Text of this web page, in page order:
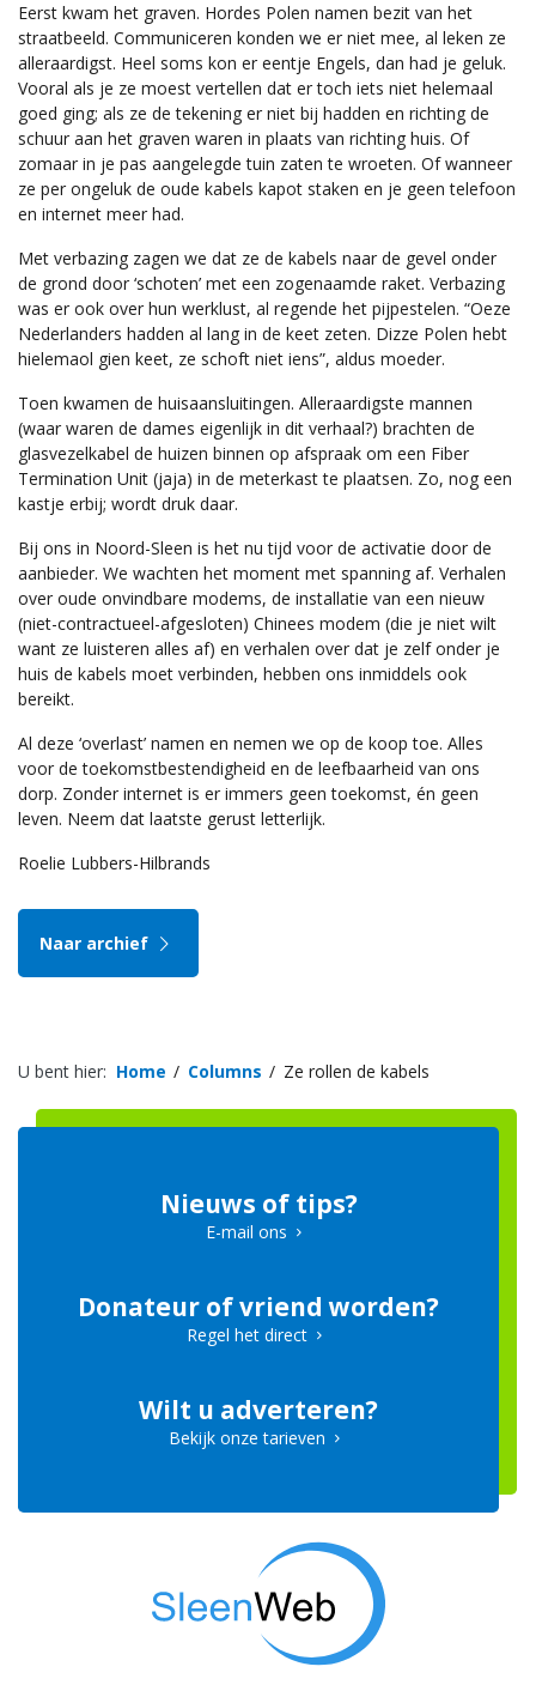
Eerst kwam het graven. Hordes Polen namen bezit van het
straatbeeld. Communiceren konden we er niet mee, al leken ze
alleraardigst. Heel soms kon er eentje Engels, dan had je geluk.
Vooral als je ze moest vertellen dat er toch iets niet helemaal
goed ging; als ze de tekening er niet bij hadden en richting de
schuur aan het graven waren in plaats van richting huis. Of
zomaar in je pas aangelegde tuin zaten te wroeten. Of wanneer
ze per ongeluk de oude kabels kapot staken en je geen telefoon
en internet meer had.
Met verbazing zagen we dat ze de kabels naar de gevel onder
de grond door ‘schoten’ met een zogenaamde raket. Verbazing
was er ook over hun werklust, al regende het pijpestelen. “Oeze
Nederlanders hadden al lang in de keet zeten. Dizze Polen hebt
hielemaol gien keet, ze schoft niet iens”, aldus moeder.
Toen kwamen de huisaansluitingen. Alleraardigste mannen
(waar waren de dames eigenlijk in dit verhaal?) brachten de
glasvezelkabel de huizen binnen op afspraak om een Fiber
Termination Unit (jaja) in de meterkast te plaatsen. Zo, nog een
kastje erbij; wordt druk daar.
Bij ons in Noord-Sleen is het nu tijd voor de activatie door de
aanbieder. We wachten het moment met spanning af. Verhalen
over oude onvindbare modems, de installatie van een nieuw
(niet-contractueel-afgesloten) Chinees modem (die je niet wilt
want ze luisteren alles af) en verhalen over dat je zelf onder je
huis de kabels moet verbinden, hebben ons inmiddels ook
bereikt.
Al deze ‘overlast’ namen en nemen we op de koop toe. Alles
voor de toekomstbestendigheid en de leefbaarheid van ons
dorp. Zonder internet is er immers geen toekomst, én geen
leven. Neem dat laatste gerust letterlijk.
Roelie Lubbers-Hilbrands
Naar archief
U bent hier: Home Columns Ze rollen de kabels
Nieuws of tips?
E-mail ons
Donateur of vriend worden?
Regel het direct
Wilt u adverteren?
Bekijk onze tarieven